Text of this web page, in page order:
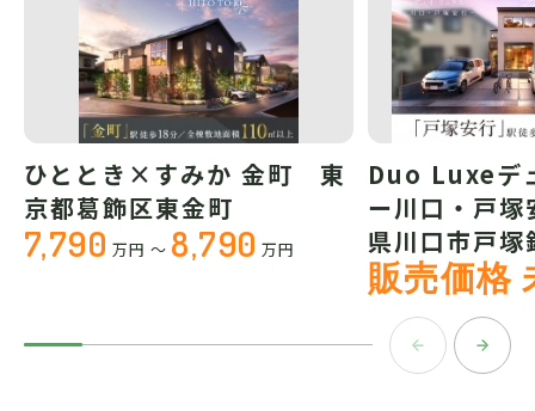
ひととき×すみか 金町 東
京都葛飾区東金町
7,790 万円 ～ 8,790 万円
Duo Luxeデ
ー川口・戸
県川口市戸塚
販売価格